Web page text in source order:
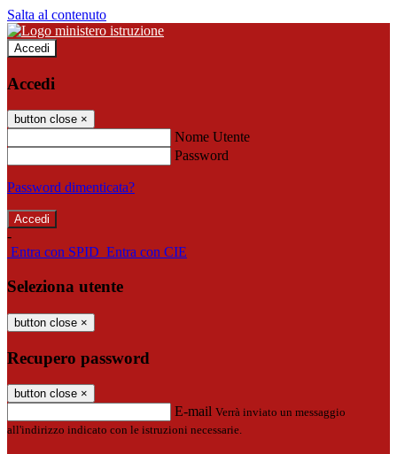
Salta al contenuto
Accedi
Accedi
button close ×
Nome Utente
Password
Password dimenticata?
-
Entra con SPID Entra con CIE
Seleziona utente
button close ×
Recupero password
button close ×
E-mail Verrà inviato un messaggio
all'indirizzo indicato con le istruzioni necessarie.